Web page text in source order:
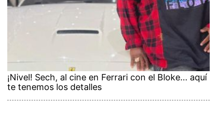
¡Nivel! Sech, al cine en Ferrari con el Bloke... aquí
te tenemos los detalles